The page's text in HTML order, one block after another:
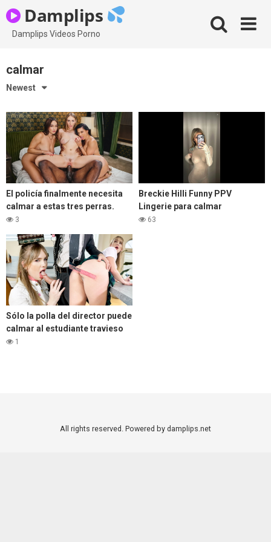
to
content
Damplips
Damplips Videos Porno
calmar
Newest
El policía finalmente necesita
calmar a estas tres perras.
3
Breckie Hilli Funny PPV
Lingerie para calmar
63
Sólo la polla del director puede
calmar al estudiante travieso
1
All rights reserved. Powered by damplips.net